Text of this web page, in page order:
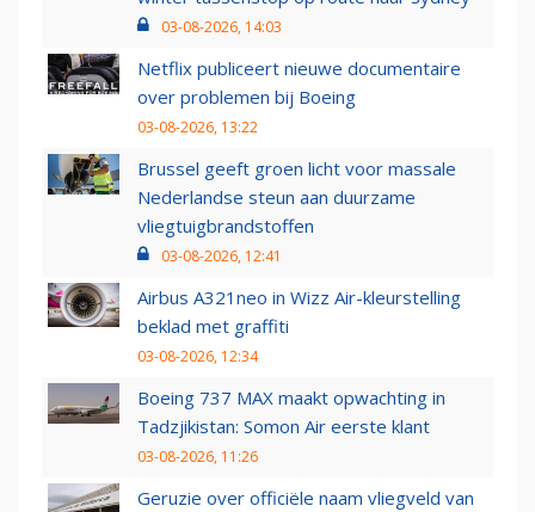
03-08-2026, 14:03
Netflix publiceert nieuwe documentaire
over problemen bij Boeing
03-08-2026, 13:22
Brussel geeft groen licht voor massale
Nederlandse steun aan duurzame
vliegtuigbrandstoffen
03-08-2026, 12:41
Airbus A321neo in Wizz Air-kleurstelling
beklad met graffiti
03-08-2026, 12:34
Boeing 737 MAX maakt opwachting in
Tadzjikistan: Somon Air eerste klant
03-08-2026, 11:26
Geruzie over officiële naam vliegveld van